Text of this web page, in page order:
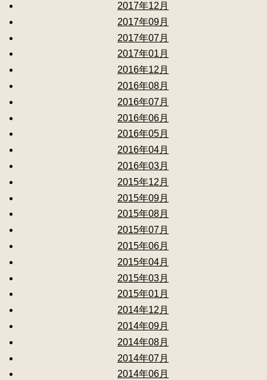
2017年12月
2017年09月
2017年07月
2017年01月
2016年12月
2016年08月
2016年07月
2016年06月
2016年05月
2016年04月
2016年03月
2015年12月
2015年09月
2015年08月
2015年07月
2015年06月
2015年04月
2015年03月
2015年01月
2014年12月
2014年09月
2014年08月
2014年07月
2014年06月